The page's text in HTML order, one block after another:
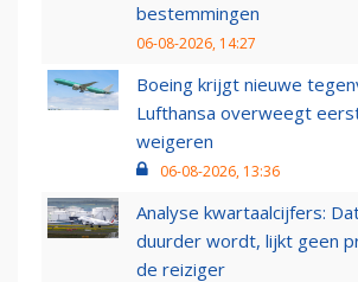
bestemmingen
06-08-2026, 14:27
Boeing krijgt nieuwe
Lufthansa overweegt
weigeren
06-08-2026, 13:36
Analyse kwartaalcijfers:
duurder wordt, lijkt geen
de reiziger